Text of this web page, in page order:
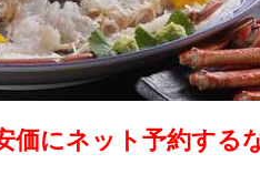
価にネット予約する